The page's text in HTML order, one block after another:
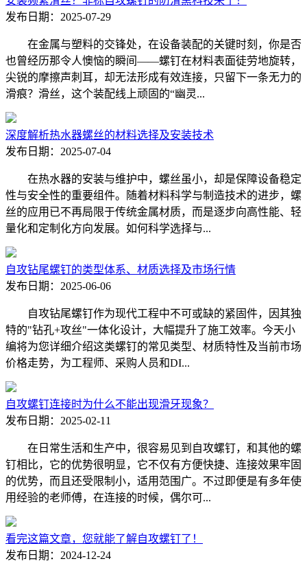
发布日期：2025-07-29
在金属与塑料的交锋处，在设备装配的关键时刻，你是否
也曾经历那令人懊恼的瞬间——螺钉在材料表面徒劳地旋转，
尖锐的摩擦声刺耳，却无法形成有效连接，只留下一条无力的
滑痕？滑丝，这个装配线上顽固的“幽灵...
深度解析热水器螺丝的材料选择及安装技术
发布日期：2025-07-04
在热水器的安装与维护中，螺丝虽小，却是保障设备稳定
性与安全性的重要组件。随着材料科学与制造技术的进步，螺
丝的应用已不再局限于传统金属材质，而是逐步向高性能、轻
量化和定制化方向发展。如何科学选择与...
自攻钻尾螺钉的类型体系、材质选择及市场行情
发布日期：2025-06-06
自攻钻尾螺钉作为现代工程中不可或缺的紧固件，因其独
特的"钻孔+攻丝"一体化设计，大幅提升了施工效率。今天小
编将为您详细介绍这类螺钉的常见类型、材质特性及当前市场
价格走势，为工程师、采购人员和DI...
自攻螺钉连接时为什么不能出现滑牙现象？
发布日期：2025-02-11
在日常生活和生产中，很容易见到自攻螺钉，和其他的螺
钉相比，它的优势很明显，它不仅有方便快捷、连接效果牢固
的优势，而且还受限制小，适用范围广。不过即便是有多年使
用经验的老师傅，在连接的时候，偶尔可...
看完这篇文章，您就能了解自攻螺钉了！
发布日期：2024-12-24